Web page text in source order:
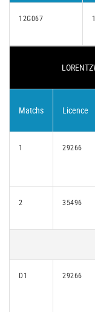
12G067 1
Matchs Licence
1 29266
2 35496
D1 29266